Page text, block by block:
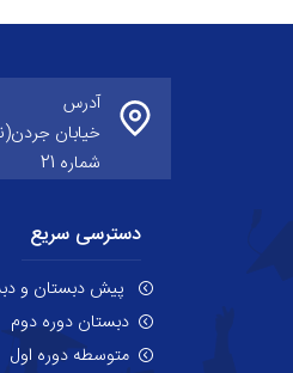
آدرس
خیابان
شماره 21
دسترسی سریع
پیش دبستان و
دبستان دوره دوم
متوسطه دوره اول